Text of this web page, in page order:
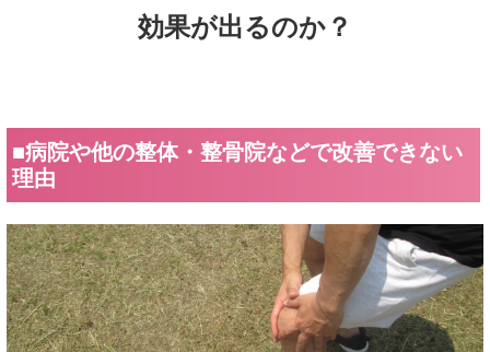
効果が出るのか？
■病院や他の整体・整骨院などで改善できない
理由